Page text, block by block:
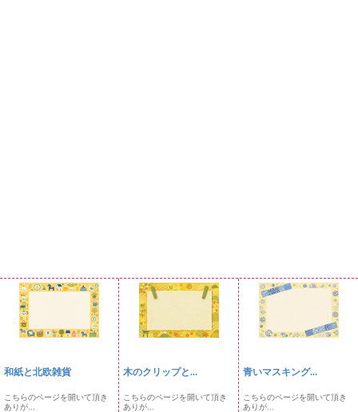
和紙と北欧雑貨
こちらのページを開いて頂き
ありが...
木のクリップと...
こちらのページを開いて頂き
ありが...
青いマスキング...
こちらのページを開いて頂き
ありが...